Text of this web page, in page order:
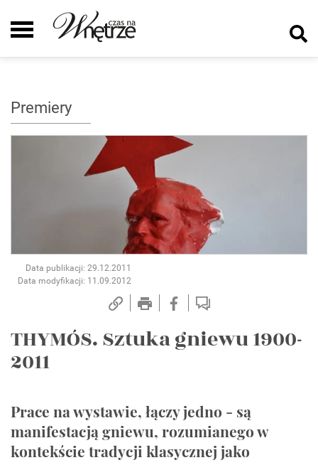
Premiery
Data publikacji: 29.12.2011
Data modyfikacji: 11.09.2012
THYMÓS. Sztuka gniewu 1900-
2011
Prace na wystawie, łączy jedno - są
manifestacją gniewu, rozumianego w
kontekście tradycji klasycznej jako